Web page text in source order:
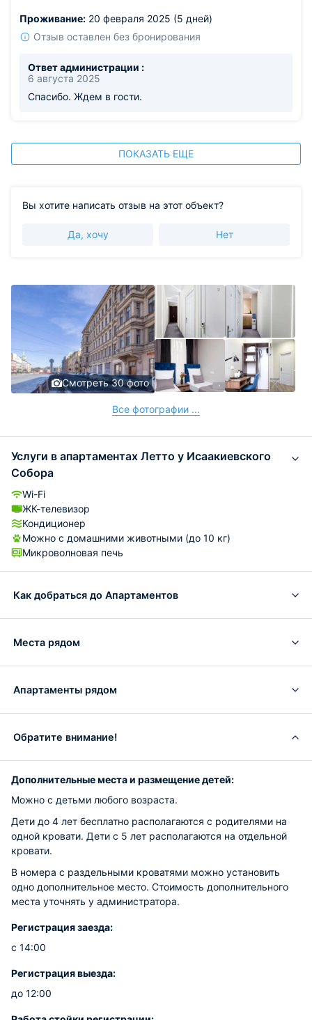
Проживание: 20 февраля 2025 (5 дней)
Отзыв оставлен без бронирования
Ответ администрации :
6 августа 2025
Спасибо. Ждем в гости.
ПОКАЗАТЬ ЕЩЕ
Вы хотите написать отзыв на этот объект?
Да, хочу Нет
Смотреть 30 фото
Все фотографии ...
Услуги в апартаментах Летто у Исаакиевского
Собора
Wi-Fi
ЖК-телевизор
Кондиционер
Можно с домашними животными (до 10 кг)
Микроволновая печь
Как добраться до Апартаментов
Места рядом
Апартаменты рядом
Обратите внимание!
Дополнительные места и размещение детей:
Можно с детьми любого возраста.
Дети до 4 лет бесплатно располагаются с родителями на
одной кровати. Дети с 5 лет располагаются на отдельной
кровати.
В номера с раздельными кроватями можно установить
одно дополнительное место. Стоимость дополнительного
места уточнять у администратора.
Регистрация заезда:
с 14:00
Регистрация выезда:
до 12:00